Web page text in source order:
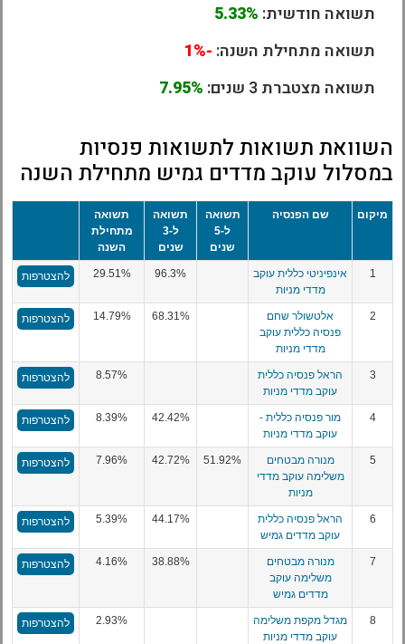
תשואה חודשית: 5.33%
תשואה מתחילת השנה: -1%
תשואה מצטברת 3 שנים:
7.95%
השוואת תשואות לתשואות פנסיות
במסלול עוקב מדדים גמיש מתחילת השנה
מיקום שם הפנסיה
תשואה
ל-5
שנים
תשואה
ל-3
שנים
תשואה
מתחילת
השנה
1
אינפיניטי כללית עוקב
מדדי מניות
96.3%
29.51% להצטרפות
2
אלטשולר שחם
פנסיה כללית עוקב
מדדי מניות
68.31%
14.79% להצטרפות
3
הראל פנסיה כללית
עוקב מדדי מניות
8.57% להצטרפות
4
מור פנסיה כללית -
עוקב מדדי מניות
42.42%
8.39% להצטרפות
5
מנורה מבטחים
משלימה עוקב מדדי
מניות
51.92%
42.72%
7.96% להצטרפות
6
הראל פנסיה כללית
עוקב מדדים גמיש
44.17%
5.39% להצטרפות
7
מנורה מבטחים
משלימה עוקב
מדדים גמיש
38.88%
4.16% להצטרפות
8
מגדל מקפת משלימה
עוקב מדדי מניות
2.93% להצטרפות